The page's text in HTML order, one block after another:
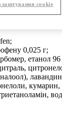
0,025 г;
етанол
кумарин,
cookie